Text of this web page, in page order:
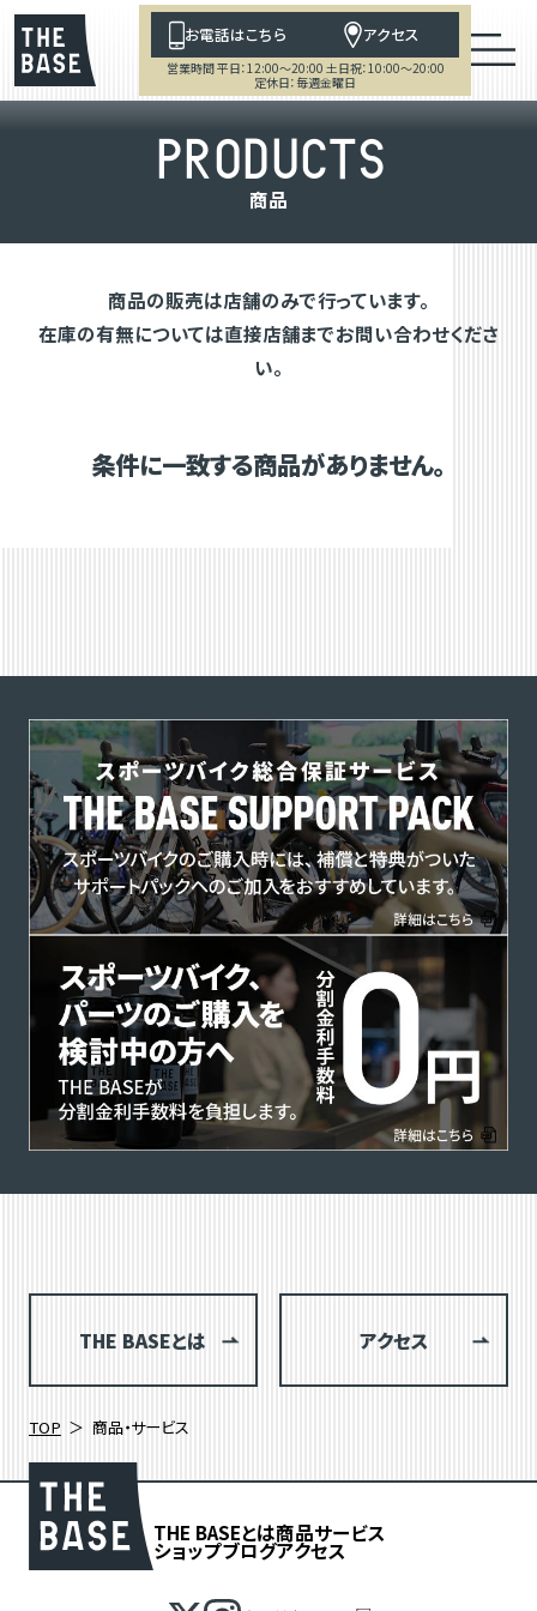
お電話はこちら アクセス
営業時間 平日：12:00～20:00 土日祝：10:00～20:00
定休日：毎週金曜日
PRODUCTS
商品
商品の販売は店舗のみで行っています。
在庫の有無については直接店舗までお問い合わせくださ
い。
条件に一致する商品がありません。
THE BASEとは アクセス
TOP 商品・サービス
THE BASEとは商品サービス
ショップブログアクセス